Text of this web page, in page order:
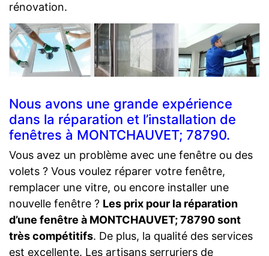
rénovation.
Nous avons une grande expérience
dans la réparation et l’installation de
fenêtres à MONTCHAUVET; 78790.
Vous avez un problème avec une fenêtre ou des
volets ? Vous voulez réparer votre fenêtre,
remplacer une vitre, ou encore installer une
nouvelle fenêtre ? Les prix pour la réparation
d’une fenêtre à MONTCHAUVET; 78790 sont
très compétitifs. De plus, la qualité des services
est excellente. Les artisans serruriers de